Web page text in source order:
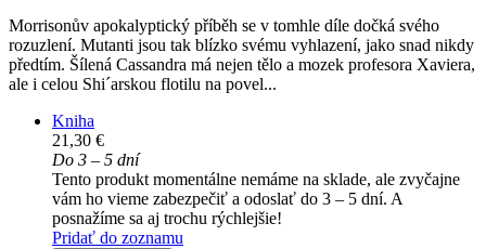
Morrisonův apokalyptický příběh se v tomhle díle dočká svého
rozuzlení. Mutanti jsou tak blízko svému vyhlazení, jako snad nikdy
předtím. Šílená Cassandra má nejen tělo a mozek profesora Xaviera,
ale i celou Shi´arskou flotilu na povel...
Kniha
21,30 €
Do 3 – 5 dní
Tento produkt momentálne nemáme na sklade, ale zvyčajne
vám ho vieme zabezpečiť a odoslať do 3 – 5 dní. A
posnažíme sa aj trochu rýchlejšie!
Pridať do zoznamu